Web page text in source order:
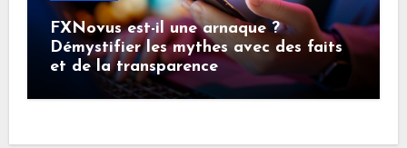
FXNovus est-il une arnaque ?
Démystifier les mythes avec des faits
et de la transparence